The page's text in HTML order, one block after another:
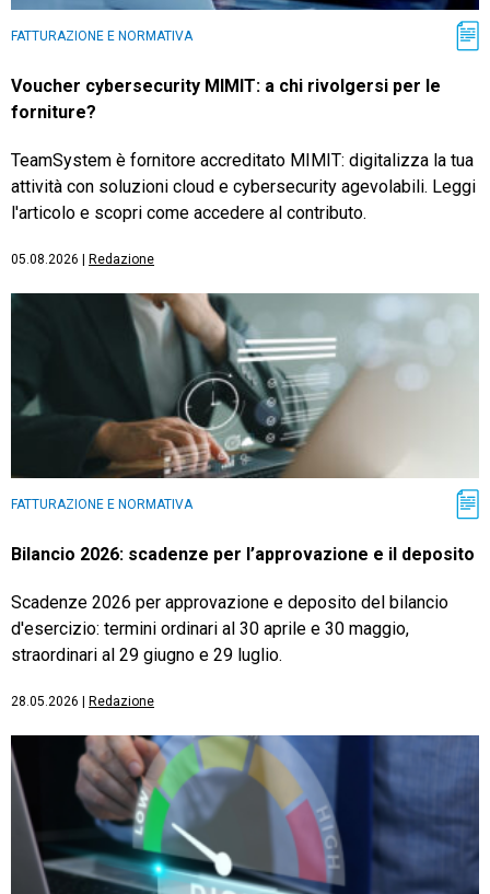
FATTURAZIONE E NORMATIVA
Voucher cybersecurity MIMIT: a chi rivolgersi per le
forniture?
TeamSystem è fornitore accreditato MIMIT: digitalizza la tua
attività con soluzioni cloud e cybersecurity agevolabili. Leggi
l'articolo e scopri come accedere al contributo.
05.08.2026 Redazione
FATTURAZIONE E NORMATIVA
Bilancio 2026: scadenze per l’approvazione e il deposito
Scadenze 2026 per approvazione e deposito del bilancio
d'esercizio: termini ordinari al 30 aprile e 30 maggio,
straordinari al 29 giugno e 29 luglio.
28.05.2026 Redazione